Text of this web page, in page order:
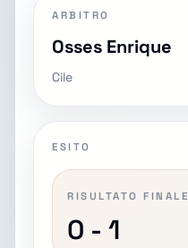
ARBITRO
Osses Enrique
Cile
ESITO
RISULTATO FINALE
0 - 1